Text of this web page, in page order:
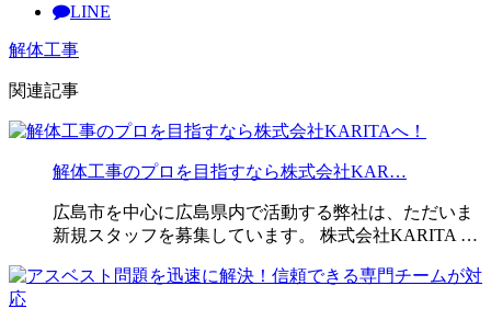
LINE
解体工事
関連記事
解体工事のプロを目指すなら株式会社KAR…
広島市を中心に広島県内で活動する弊社は、ただいま
新規スタッフを募集しています。 株式会社KARITA …